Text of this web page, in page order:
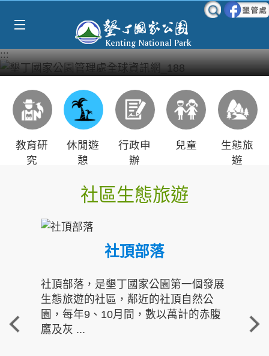
:::
教育研
究
休閒遊
憩
行政申
辦
兒童
生態旅
遊
社區生態旅遊
社頂部落
社頂部落，是墾丁國家公園第一個發展
生態旅遊的社區，鄰近的社頂自然公
園，每年9、10月間，數以萬計的赤腹
鷹及灰 ...
重
走進